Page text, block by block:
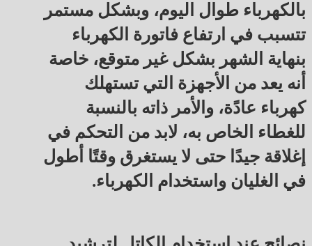
بالكهرباء طوال اليوم، وبشكل مستمر
تتسبب في ارتفاع فاتورة الكهرباء
بنهاية الشهر بشكل غير متوقع، خاصة
أنه يعد من الأجهزة التي تستهلك
كهرباء عادًة، والأمر ذاته بالنسبة
للغطاء الخاص به، لابد من التحكم في
إغلاقة جيدًا حتى لا يستغرق وقتًا أطول
في الغليان واستخدام الكهرباء.